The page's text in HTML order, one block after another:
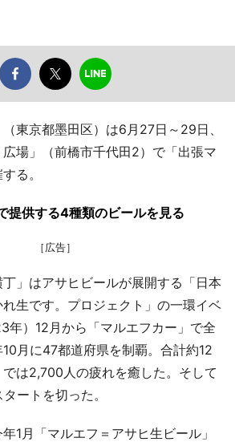
東京都墨田区）は6月27日～29日、
広場」（前橋市千代田2）で「出張マ
る。
提供する4種類のビールを見る
［広告］
」はアサヒビールが展開する「日本
生です。プロジェクト」の一環イベ
年）12月から「マルエフカー」で全
月に47都道府県を制覇。合計約12
は2,700人の疲れを癒した。そして
ートを切った。
1月「マルエフ＝アサヒ生ビール」